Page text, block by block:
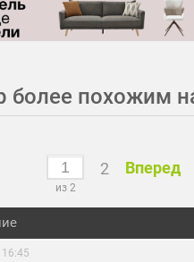
более похожим
из 2
2 Вперед